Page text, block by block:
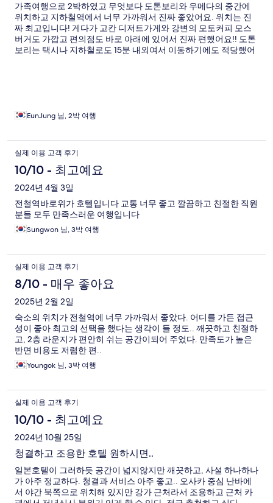
가족여행으로 2박하였고 무엇보다 도톤보리와 우메다의 중간에
위치하고 지하철역에서 너무 가까워서 진짜 좋았어요. 위치는 진
짜 최고입니다! 게다가 고칸 디저트가게와 강변의 모토커피 모스
버거도 가깝고 편의점도 바로 아래에 있어서 진짜 편했어요!! 도톤
보리는 택시나 지하철로도 15분 내외여서 이동하기에도 적당했어
EunJung 님, 2박 여행
실제 이용 고객 후기
10/10 - 최고예요
2024년 4월 3일
전철역바로위가 호텔입니다 교통 너무 좋고 깔끔하고 친절한 직원
분들 모두 만족스러운 여행입니다
Sungwon 님, 3박 여행
실제 이용 고객 후기
8/10 - 매우 좋아요
2025년 2월 2일
숙소의 위치가 전철역에 너무 가까워서 좋았다. 어디를 가든 접근
성이 좋아 최고의 선택을 했다는 생각이 들 정도.. 깨끗하고 친절하
고, 2층 라운지가 편안히 쉬는 공간이되어 주었다. 만족도가 높은
반면 비용도 저렴한 편..
Youngok 님, 3박 여행
실제 이용 고객 후기
10/10 - 최고예요
2024년 10월 25일
청결하고 조용한 호텔 원하시면..
일본호텔이 그러하듯 공간이 넓지않지만 깨끗하고, 사설 하나하나
가 아주 정교하다. 청결과 서비스 아주 좋고.. 오사카 중심 난바에
서 야간 북쪽으로 위치해 있지만 강가 근처라서 조용하고 근처 카